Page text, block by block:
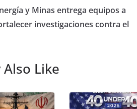
y Minas entrega equipos a
investigaciones contra el
Like